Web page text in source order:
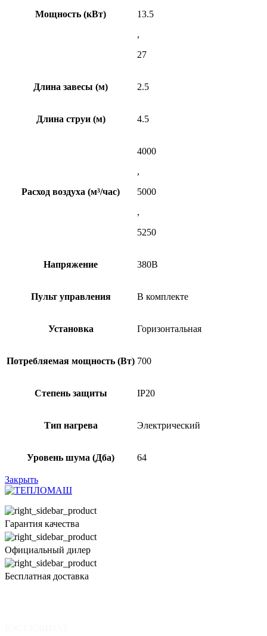
Мощность (кВт)
13.5
,
27
Длина завесы (м) 2.5
Длина струи (м) 4.5
Расход воздуха (м³/час)
4000
,
5000
,
5250
Напряжение 380В
Пульт управления В комплекте
Установка Горизонтальная
Потребляемая мощность (Вт) 700
Степень защиты IP20
Тип нагрева Электрический
Уровень шума (Дба) 64
Закрыть
Гарантия качества
Официальный дилер
Бесплатная доставка